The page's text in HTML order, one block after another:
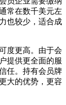
常在数千美元左
也较少，适合成
度更高。由于会
提供更全面的服
任。持有会员牌
大的优势，更容